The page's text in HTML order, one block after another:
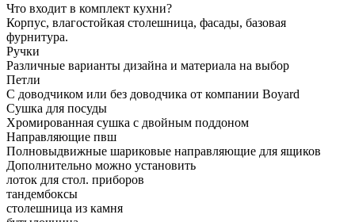
Что входит в комплект кухни?
Корпус, влагостойкая столешница, фасады, базовая
фурнитура.
Ручки
Различные варианты дизайна и материала на выбор
Петли
С доводчиком или без доводчика от компании Boyard
Сушка для посуды
Хромированная сушка с двойным поддоном
Направляющие пвш
Полновыдвижные шариковые направляющие для ящиков
Дополнительно можно установить
лоток для стол. приборов
тандембоксы
столешница из камня